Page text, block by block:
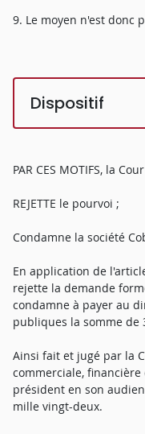
9. Le moyen n'est donc
Dispositif
PAR CES MOTIFS, la
REJETTE le pourvoi ;
Condamne la société
En application de
rejette la demande
condamne à payer au
publiques la somme de
Ainsi fait et jugé par la
commerciale,
président en son
mille vingt-deux.